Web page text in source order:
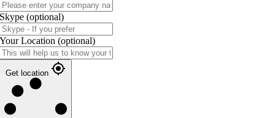
Skype (optional)
Your Location (optional)
Get location